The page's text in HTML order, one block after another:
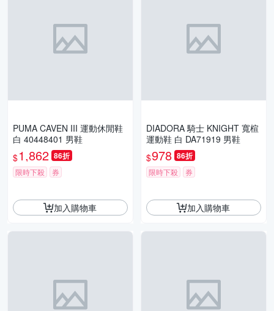
PUMA CAVEN III 運動休閒鞋
白 40448401 男鞋
$1,862 86折
限時下殺 券
加入購物車
DIADORA 騎士 KNIGHT 寬楦
運動鞋 白 DA71919 男鞋
$978 86折
限時下殺 券
加入購物車